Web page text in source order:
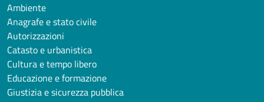
Ambiente
Anagrafe e stato civile
Autorizzazioni
Catasto e urbanistica
Cultura e tempo libero
Educazione e formazione
Giustizia e sicurezza pubblica